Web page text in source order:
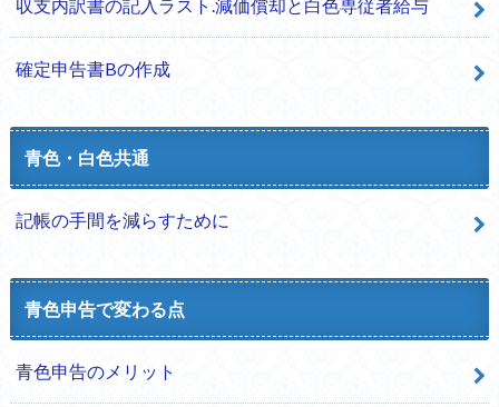
収支内訳書の記入ラスト.減価償却と白色専従者給与
確定申告書Bの作成
青色・白色共通
記帳の手間を減らすために
青色申告で変わる点
青色申告のメリット